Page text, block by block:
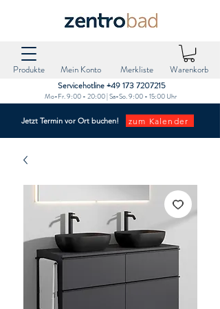
Mein Konto Merkliste Warenkorb
Produkte
Servicehotline +49 173 7207215‬
Mo-Fr. 9:00 - 20:00 | Sa-So. 9:00 - 15:00 Uhr
Jetzt Termin vor Ort buchen! zum Kalender